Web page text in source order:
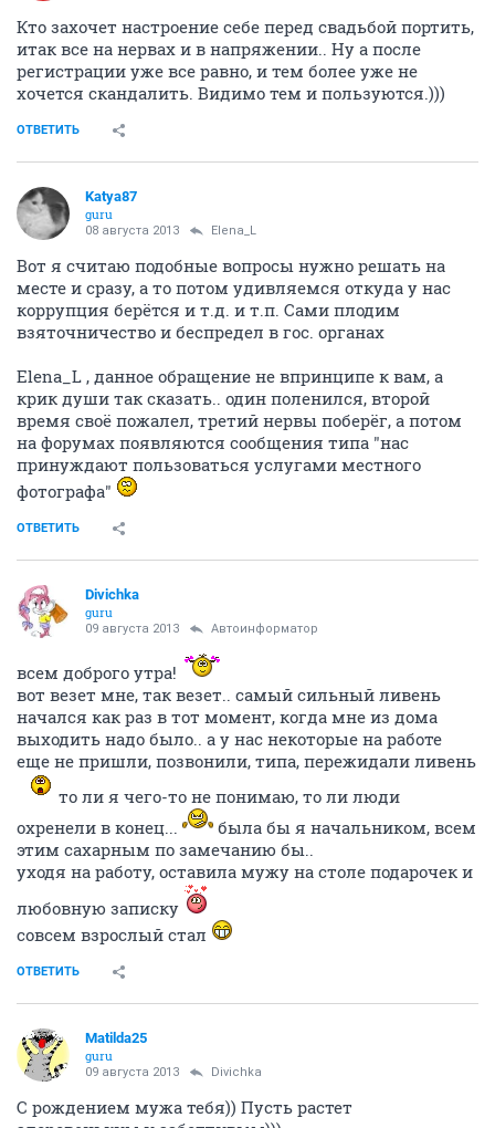
Кто захочет настроение себе перед свадьбой портить,
итак все на нервах и в напряжении.. Ну а после
регистрации уже все равно, и тем более уже не
хочется скандалить. Видимо тем и пользуются.)))
ОТВЕТИТЬ
Katya87
guru
08 августа 2013 Elena_L
Вот я считаю подобные вопросы нужно решать на
месте и сразу, а то потом удивляемся откуда у нас
коррупция берётся и т.д. и т.п. Сами плодим
взяточничество и беспредел в гос. органах
Elena_L , данное обращение не впринципе к вам, а
крик души так сказать.. один поленился, второй
время своё пожалел, третий нервы поберёг, а потом
на форумах появляются сообщения типа "нас
принуждают пользоваться услугами местного
фотографа"
ОТВЕТИТЬ
Divichka
guru
09 августа 2013 Автоинформатор
всем доброго утра!
вот везет мне, так везет.. самый сильный ливень
начался как раз в тот момент, когда мне из дома
выходить надо было.. а у нас некоторые на работе
еще не пришли, позвонили, типа, пережидали ливень
то ли я чего-то не понимаю, то ли люди
охренели в конец...
была бы я начальником, всем
этим сахарным по замечанию бы..
уходя на работу, оставила мужу на столе подарочек и
любовную записку
совсем взрослый стал
ОТВЕТИТЬ
Matilda25
guru
09 августа 2013 Divichka
С рождением мужа тебя)) Пусть растет